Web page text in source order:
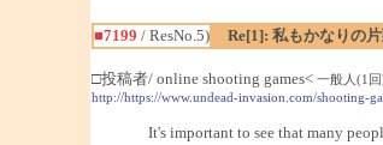
■7199 / ResNo.5)
Re[1]: 私もかなりの片
□投稿者/ online shooting games< 一般人(1
http://https://www.undead-invasion.com/shooting-
It's important to see that many